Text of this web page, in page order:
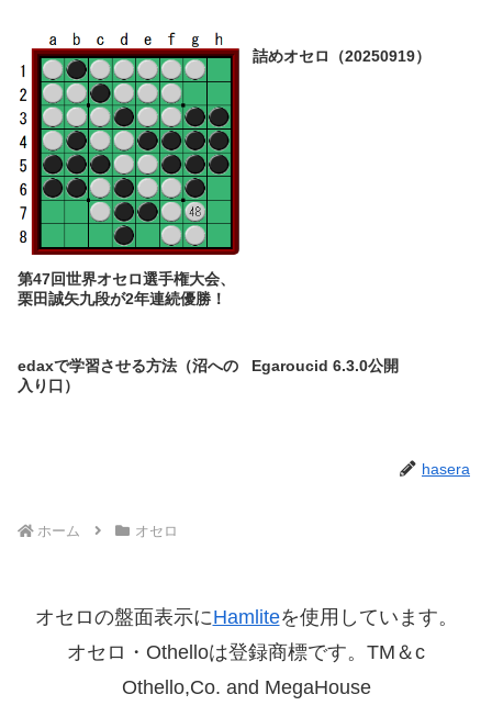
第47回世界オセロ選手権大会、
栗田誠矢九段が2年連続優勝！
詰めオセロ（20250919）
edaxで学習させる方法（沼への
入り口）
Egaroucid 6.3.0公開
hasera
ホーム オセロ
オセロの盤面表示にHamliteを使用しています。
オセロ・Othelloは登録商標です。TM＆c
Othello,Co. and MegaHouse